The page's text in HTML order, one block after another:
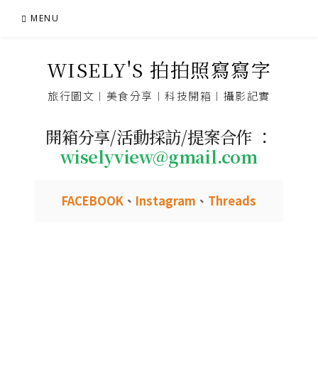
MENU
WISELY'S 拍拍照寫寫字
旅行圖文︱美食分享︱科技開箱︱攝影記實
開箱分享/活動採訪/提案合作 ：
wiselyview@gmail.com
FACEBOOK 、 Instagram 、 Threads